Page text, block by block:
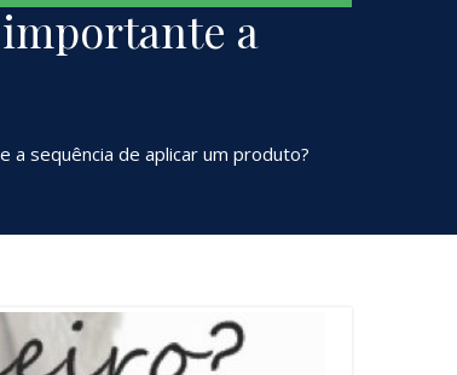
a
a sequência de aplicar um produto?